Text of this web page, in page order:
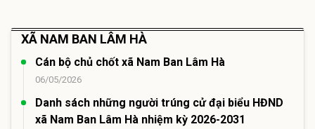
XÃ NAM BAN LÂM HÀ
Cán bộ chủ chốt xã Nam Ban Lâm Hà
06/05/2026
Danh sách những người trúng cử đại biểu HĐND
xã Nam Ban Lâm Hà nhiệm kỳ 2026-2031